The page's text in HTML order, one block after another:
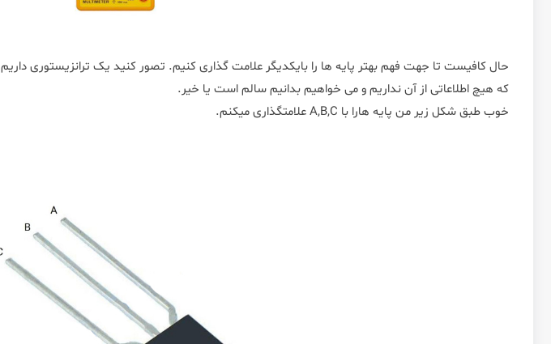
حال کافیست تا جهت فهم بهتر پایه ها را بایکدیگر علامت گذاری کنیم. تصور کنید یک ترانزیستوری داریم
که هیچ اطلاعاتی از آن نداریم و می خواهیم بدانیم سالم است یا خیر.
خوب طبق شکل زیر من پایه هارا با A,B,C علامتگذاری میکنم.